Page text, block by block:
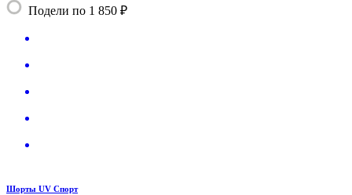
Подели по 1 850 ₽
Шорты UV Спорт